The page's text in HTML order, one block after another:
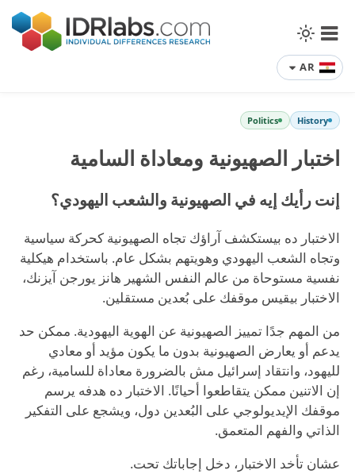
AR
History
Politics
اختبار الصهيونية ومعاداة السامية
إنت رأيك إيه في الصهيونية والشعب اليهودي؟
الاختبار ده بيستكشف آراؤك تجاه الصهيونية كحركة سياسية
وتجاه الشعب اليهودي وهويتهم بشكل عام. باستخدام هيكلية
نفسية مستوحاة من عالم النفس الشهير هانز يورجن آيزنك،
الاختبار بيقيس موقفك على بُعدين مستقلين.
من المهم جدًا تمييز الصهيونية عن الهوية اليهودية. ممكن حد
يدعم أو يعارض الصهيونية بدون ما يكون مؤيد أو معادي
لليهود، وانتقاد إسرائيل مش بالضرورة معاداة للسامية، رغم
إن الاتنين ممكن يتقاطعوا أحيانًا. الاختبار ده هدفه يرسم
موقفك الإيديولوجي على البُعدين دول، ويشجع على التفكير
الذاتي والفهم المتعمق.
عشان تأخد الاختبار، دخل إجاباتك تحت.